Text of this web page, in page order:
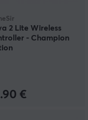
2 Lite Wireless
- Champion
€